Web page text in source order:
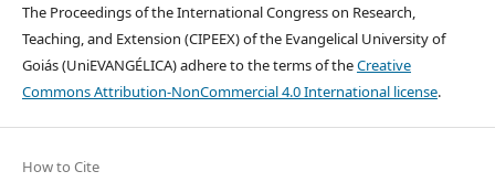
The Proceedings of the International Congress on Research,
Teaching, and Extension (CIPEEX) of the Evangelical University of
Goiás (UniEVANGÉLICA) adhere to the terms of theCreative
Commons Attribution-NonCommercial 4.0 International license.
How to Cite